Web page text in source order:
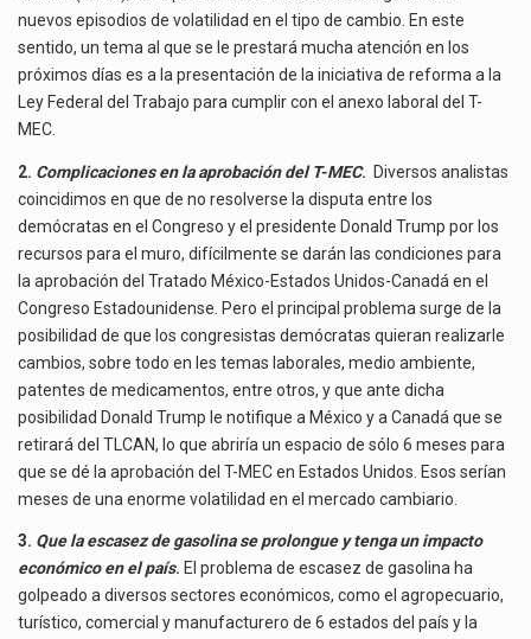
nuevos episodios de volatilidad en el tipo de cambio. En este
sentido, un tema al que se le prestará mucha atención en los
próximos días es a la presentación de la iniciativa de reforma a la
Ley Federal del Trabajo para cumplir con el anexo laboral del T-
MEC.
2. Complicaciones en la aprobación del T-MEC. Diversos analistas
coincidimos en que de no resolverse la disputa entre los
demócratas en el Congreso y el presidente Donald Trump por los
recursos para el muro, difícilmente se darán las condiciones para
la aprobación del Tratado México-Estados Unidos-Canadá en el
Congreso Estadounidense. Pero el principal problema surge de la
posibilidad de que los congresistas demócratas quieran realizarle
cambios, sobre todo en les temas laborales, medio ambiente,
patentes de medicamentos, entre otros, y que ante dicha
posibilidad Donald Trump le notifique a México y a Canadá que se
retirará del TLCAN, lo que abriría un espacio de sólo 6 meses para
que se dé la aprobación del T-MEC en Estados Unidos. Esos serían
meses de una enorme volatilidad en el mercado cambiario.
3. Que la escasez de gasolina se prolongue y tenga un impacto
económico en el país. El problema de escasez de gasolina ha
golpeado a diversos sectores económicos, como el agropecuario,
turístico, comercial y manufacturero de 6 estados del país y la